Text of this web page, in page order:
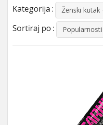
Kategorija : Ženski kutak
Sortiraj po : Popularnosti